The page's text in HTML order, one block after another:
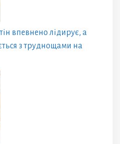
впевнено лідирує, а
з труднощами на